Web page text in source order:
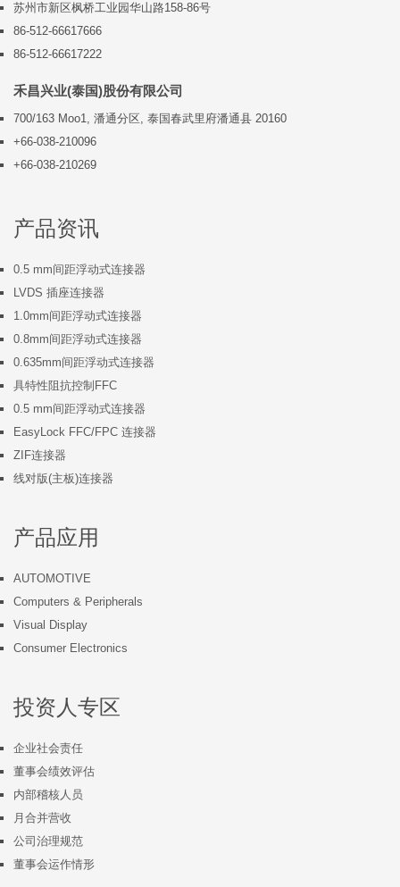
苏州市新区枫桥工业园华山路158-86号
86-512-66617666
86-512-66617222
禾昌兴业(泰国)股份有限公司
700/163 Moo1, 潘通分区, 泰国春武里府潘通县 20160
+66-038-210096
+66-038-210269
产品资讯
0.5 mm间距浮动式连接器
LVDS 插座连接器
1.0mm间距浮动式连接器
0.8mm间距浮动式连接器
0.635mm间距浮动式连接器
具特性阻抗控制FFC
0.5 mm间距浮动式连接器
EasyLock FFC/FPC 连接器
ZIF连接器
线对版(主板)连接器
产品应用
AUTOMOTIVE
Computers & Peripherals
Visual Display
Consumer Electronics
投资人专区
企业社会责任
董事会绩效评估
内部稽核人员
月合并营收
公司治理规范
董事会运作情形